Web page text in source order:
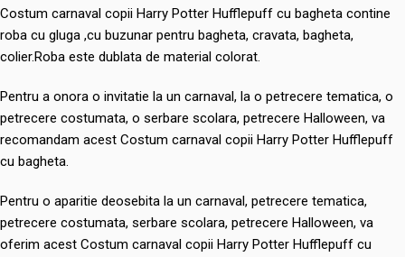
Costum carnaval copii Harry Potter Hufflepuff cu bagheta contine
roba cu gluga ,cu buzunar pentru bagheta, cravata, bagheta,
colier.Roba este dublata de material colorat.
Pentru a onora o invitatie la un carnaval, la o petrecere tematica, o
petrecere costumata, o serbare scolara, petrecere Halloween, va
recomandam acest Costum carnaval copii Harry Potter Hufflepuff
cu bagheta.
Pentru o aparitie deosebita la un carnaval, petrecere tematica,
petrecere costumata, serbare scolara, petrecere Halloween, va
oferim acest Costum carnaval copii Harry Potter Hufflepuff cu